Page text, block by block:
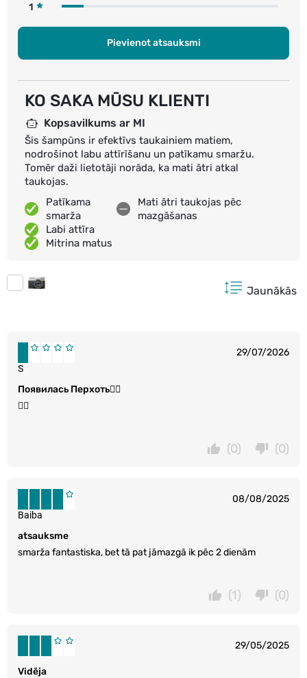
1
Pievienot atsauksmi
KO SAKA MŪSU KLIENTI
Kopsavilkums ar MI
Šis šampūns ir efektīvs taukainiem matiem,
nodrošinot labu attīrīšanu un patīkamu smaržu.
Tomēr daži lietotāji norāda, ka mati ātri atkal
taukojas.
Patīkama
smarža
Labi attīra
Mitrina matus
Mati ātri taukojas pēc
mazgāšanas
Jaunākās
29/07/2026
Появилась Перхоть👎🏻
👎🏻
S
(0)
(0)
08/08/2025
atsauksme
smarža fantastiska, bet tā pat jāmazgā ik pēc 2 dienām
Baiba
(0)
(1)
29/05/2025
Vidēja